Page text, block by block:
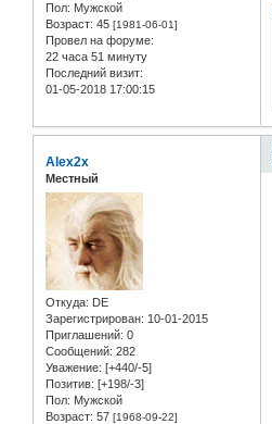
Пол: Мужской
Возраст: 45 [1981-06-01]
Провел на форуме:
22 часа 51 минуту
Последний визит:
01-05-2018 17:00:15
Alex2x
Местный
Откуда: DE
Зарегистрирован: 10-01-2015
Приглашений: 0
Сообщений: 282
Уважение: [+440/-5]
Позитив: [+198/-3]
Пол: Мужской
Возраст: 57 [1968-09-22]